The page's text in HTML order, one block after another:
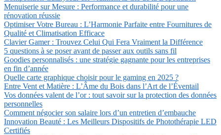
Menuiserie sur Mesure : Performance et durabilité pour une
rénovation réussie
Optimiser Votre Bureau : L’Harmonie Parfaite entre Fournitures de
Qualité et Climatisation Efficace
Clavier Gamer : Trouvez Celui Qui Fera Vraiment la Différence
5 questions à se poser avant de passer aux outils sans fil
Goodies personnalisés : une stratégie gagnante pour les entreprises
en fin d’année
Quelle carte graphique choisir pour le gaming en 2025 ?
Entre Vent et Matière : L’Âme du Bois dans l’Art de l’Éventail
Vos données valent de l’or : tout savoir sur la protection des données
personnelles
Comment négocier son salaire lors d’un entretien d’embauche
Innovation Beauté : Les Meilleurs Dispositifs de Photothérapie LED
Certifiés